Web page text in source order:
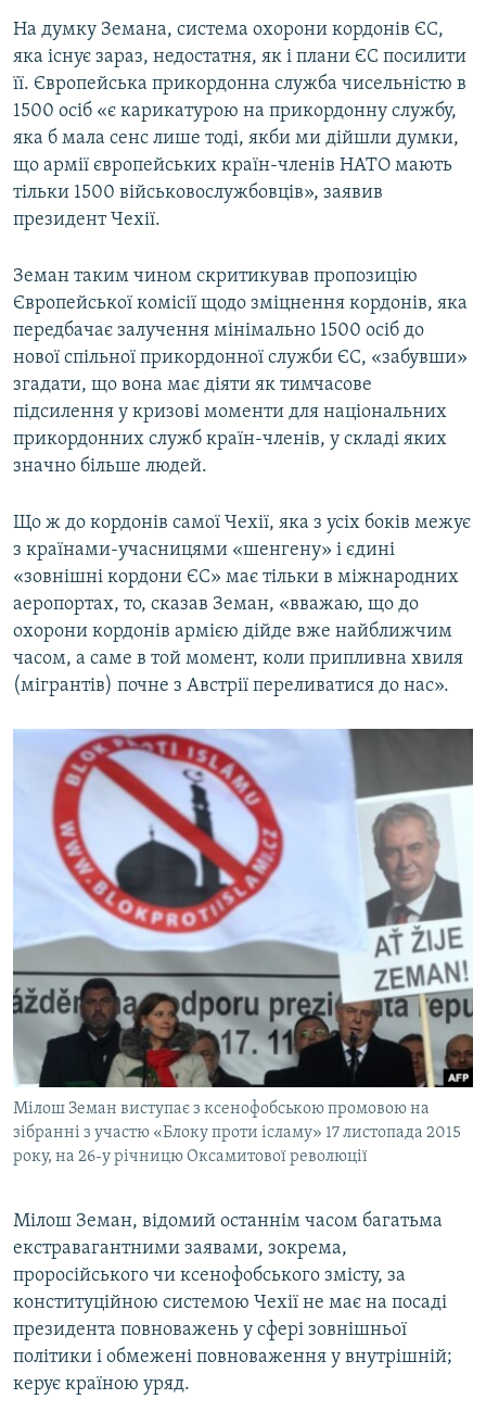
На думку Земана, система охорони кордонів ЄС,
яка існує зараз, недостатня, як і плани ЄС посилити
її. Європейська прикордонна служба чисельністю в
1500 осіб «є карикатурою на прикордонну службу,
яка б мала сенс лише тоді, якби ми дійшли думки,
що армії європейських країн-членів НАТО мають
тільки 1500 військовослужбовців», заявив
президент Чехії.
Земан таким чином скритикував пропозицію
Європейської комісії щодо зміцнення кордонів, яка
передбачає залучення мінімально 1500 осіб до
нової спільної прикордонної служби ЄС, «забувши»
згадати, що вона має діяти як тимчасове
підсилення у кризові моменти для національних
прикордонних служб країн-членів, у складі яких
значно більше людей.
Що ж до кордонів самої Чехії, яка з усіх боків межує
з країнами-учасницями «шенгену» і єдині
«зовнішні кордони ЄС» має тільки в міжнародних
аеропортах, то, сказав Земан, «вважаю, що до
охорони кордонів армією дійде вже найближчим
часом, а саме в той момент, коли припливна хвиля
(мігрантів) почне з Австрії переливатися до нас».
Мілош Земан виступає з ксенофобською промовою на
зібранні з участю «Блоку проти ісламу» 17 листопада 2015
року, на 26-у річницю Оксамитової революції
Мілош Земан, відомий останнім часом багатьма
екстравагантними заявами, зокрема,
проросійського чи ксенофобського змісту, за
конституційною системою Чехії не має на посаді
президента повноважень у сфері зовнішньої
політики і обмежені повноваження у внутрішній;
керує країною уряд.